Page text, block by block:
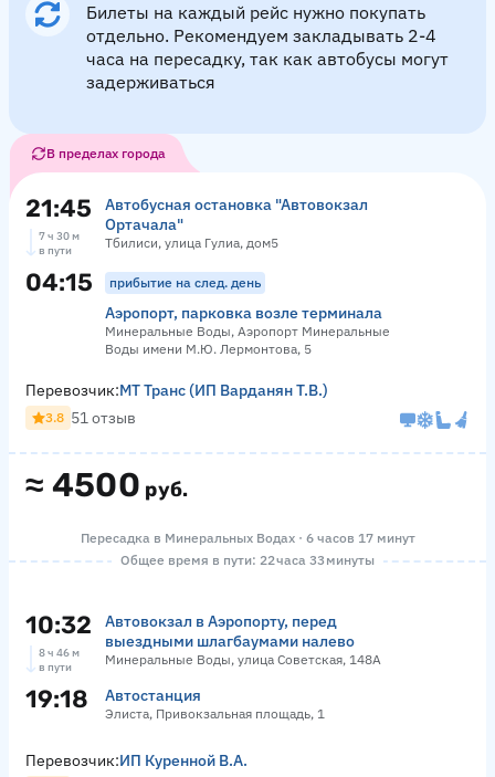
Билеты на каждый рейс нужно покупать
отдельно. Рекомендуем закладывать 2-4
часа на пересадку, так как автобусы могут
задерживаться
В пределах города
21:45
Автобусная остановка "Автовокзал
Ортачала"
Тбилиси, улица Гулиа, дом5
7 ч 30 м
в пути
04:15 прибытие на след. день
Аэропорт, парковка возле терминала
Минеральные Воды, Аэропорт Минеральные
Воды имени М.Ю. Лермонтова, 5
≈ 4500 руб.
Перевозчик:МТ Транс (ИП Варданян Т.В.)
3.8 51 отзыв
Пересадка в Минеральных Водах · 6 часов 17 минут
Общее время в пути: 22 часа 33 минуты
10:32
Автовокзал в Аэропорту, перед
выездными шлагбаумами налево
Минеральные Воды, улица Советская, 148А
8 ч 46 м
в пути
19:18 Автостанция
Элиста, Привокзальная площадь, 1
Перевозчик:ИП Куренной В.А.